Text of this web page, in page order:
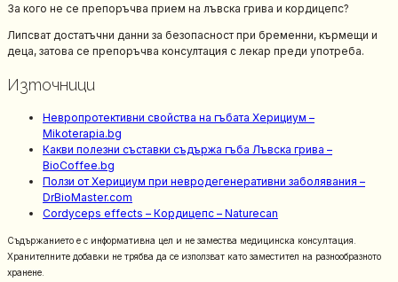
За кого не се препоръчва прием на лъвска грива и кордицепс?
Липсват достатъчни данни за безопасност при бременни, кърмещи и
деца, затова се препоръчва консултация с лекар преди употреба.
Източници
Невропротективни свойства на гъбата Херициум –
Mikoterapia.bg
Какви полезни съставки съдържа гъба Лъвска грива –
BioCoffee.bg
Ползи от Херициум при невродегенеративни заболявания –
DrBioMaster.com
Cordyceps effects – Кордицепс – Naturecan
Съдържанието е с информативна цел и не замества медицинска консултация.
Хранителните добавки не трябва да се използват като заместител на разнообразното
хранене.